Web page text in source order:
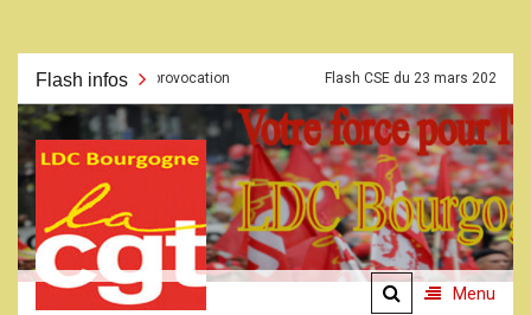
contenu
Flash infos
et à la provocation Flash CSE du 23 mars 2026
La CGT
LDC
Bourgogne
Menu